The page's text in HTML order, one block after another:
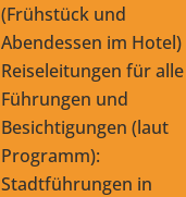
(Frühstück und
Abendessen im Hotel)
Reiseleitungen für alle
Führungen und
Besichtigungen (laut
Programm):
Stadtführungen in